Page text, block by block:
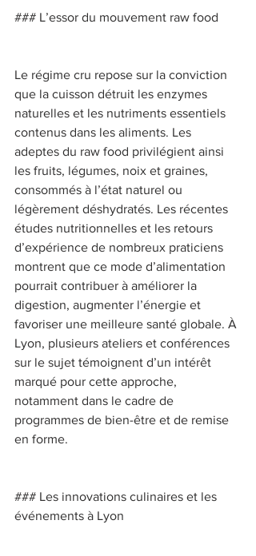
### L’essor du mouvement raw food
Le régime cru repose sur la conviction
que la cuisson détruit les enzymes
naturelles et les nutriments essentiels
contenus dans les aliments. Les
adeptes du raw food privilégient ainsi
les fruits, légumes, noix et graines,
consommés à l’état naturel ou
légèrement déshydratés. Les récentes
études nutritionnelles et les retours
d’expérience de nombreux praticiens
montrent que ce mode d’alimentation
pourrait contribuer à améliorer la
digestion, augmenter l’énergie et
favoriser une meilleure santé globale. À
Lyon, plusieurs ateliers et conférences
sur le sujet témoignent d’un intérêt
marqué pour cette approche,
notamment dans le cadre de
programmes de bien-être et de remise
en forme.
### Les innovations culinaires et les
événements à Lyon